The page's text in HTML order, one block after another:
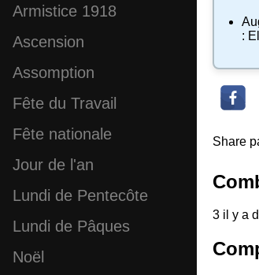
Armistice 1918
Ascension
Assomption
Fête du Travail
Fête nationale
Jour de l'an
Lundi de Pentecôte
Lundi de Pâques
Noël
:
Share
3 il y a